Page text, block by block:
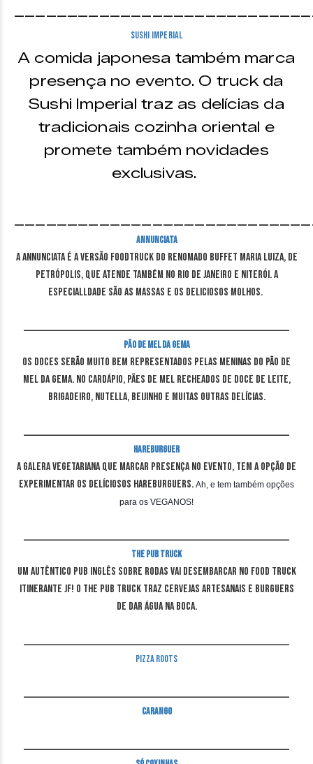
Sushi Imperial
A comida japonesa também marca
presença no evento. O truck da
Sushi Imperial traz as delícias da
tradicionais cozinha oriental e
promete também novidades
exclusivas.
Annunciata
A Annunciata é a versão foodtruck do renomado Buffet Maria Luiza, de
Petrópolis, que atende também no Rio de Janeiro e Niterói. A
especialldade são as massas e os deliciosos molhos.
____________________________________________________________________________
Pão de Mel da Gema
Os doces serão muito bem representados pelas meninas do Pão de
Mel da Gema. No cardápio, pães de mel recheados de Doce de Leite,
Brigadeiro, Nutella, Beijinho e muitas outras delícias.
____________________________________________________________________________
Hareburguer
A galera vegetariana que marcar presença no evento, tem a opção de
experimentar os delíciosos Hareburguers. Ah, e tem também opções
para os VEGANOS!
____________________________________________________________________________
The Pub Truck
Um autêntico Pub Inglês sobre rodas vai desembarcar no Food Truck
Itinerante JF! O The Pub Truck traz cervejas artesanais e burguers
de dar água na boca.
____________________________________________________________________________
Pizza Roots
____________________________________________________________________________
Carango
____________________________________________________________________________